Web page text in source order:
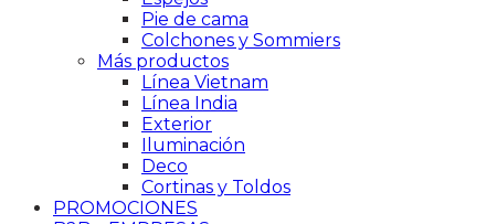
Pie de cama
Colchones y Sommiers
Más productos
Línea Vietnam
Línea India
Exterior
Iluminación
Deco
Cortinas y Toldos
PROMOCIONES